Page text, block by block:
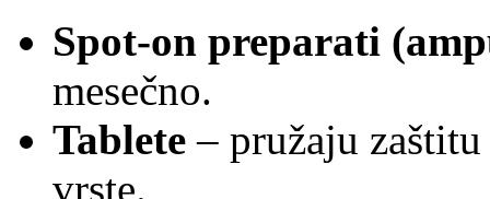
Spot-on preparati
mesečno.
Tablete – pružaju
vrste.